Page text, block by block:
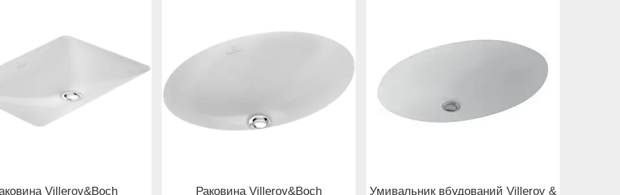
Villeroy&Boch Раковина Villeroy&Boch Умивальник вбудований Villeroy &